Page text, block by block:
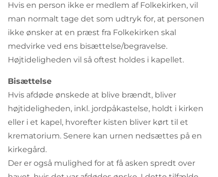
Hvis en person ikke er medlem af Folkekirken, vil
man normalt tage det som udtryk for, at personen
ikke ønsker at en præst fra Folkekirken skal
medvirke ved ens bisættelse/begravelse.
Højtideligheden vil så oftest holdes i kapellet.
Bisættelse
Hvis afdøde ønskede at blive brændt, bliver
højtideligheden, inkl. jordpåkastelse, holdt i kirken
eller i et kapel, hvorefter kisten bliver kørt til et
krematorium. Senere kan urnen nedsættes på en
kirkegård.
Der er også mulighed for at få asken spredt over